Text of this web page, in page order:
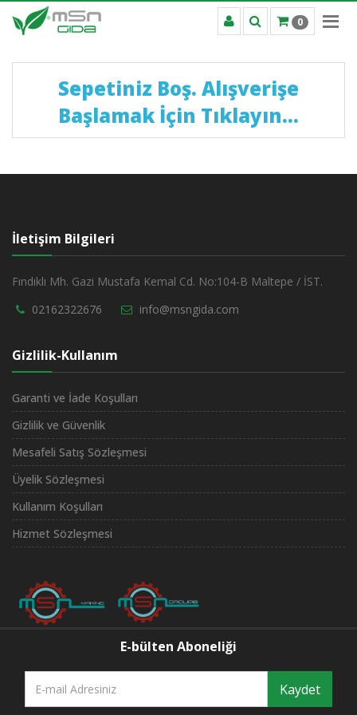
0
Sepetiniz Boş. Alışverişe
Başlamak İçin Tıklayın...
İletişim Bilgileri
Fındıklı Mh. Gazi Mustafa Kemal Cd. No:104-B Maltepe / İST.
02162322676
info@msngida.com
Gizlilik-Kullanım
Garanti ve İade Koşulları
Gizlilik ve Güvenlik
Mesafeli Satış Sözleşmesi
Üyelik Sözleşmesi
Kullanım Koşulları
Hizmet Sözleşmesi
E-bülten Aboneliği
Kaydet